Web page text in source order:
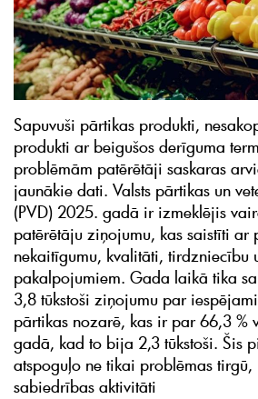
Sapuvuši pārtikas produkti,
produkti ar beigušos derīguma
problēmām patērētāji saskaras
jaunākie dati. Valsts pārtikas un
(PVD) 2025. gadā ir izmeklējis
patērētāju ziņojumu, kas saistīti ar
nekaitīgumu, kvalitāti, tirdzniecību
pakalpojumiem. Gada laikā tika
3,8 tūkstoši ziņojumu par
pārtikas nozarē, kas ir par 66,3 %
gadā, kad to bija 2,3 tūkstoši. Šis
atspoguļo ne tikai problēmas
sabiedrības aktivitāti